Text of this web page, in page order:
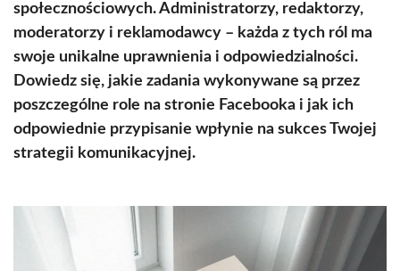
społecznościowych. Administratorzy, redaktorzy,
moderatorzy i reklamodawcy – każda z tych ról ma
swoje unikalne uprawnienia i odpowiedzialności.
Dowiedz się, jakie zadania wykonywane są przez
poszczególne role na stronie Facebooka i jak ich
odpowiednie przypisanie wpłynie na sukces Twojej
strategii komunikacyjnej.